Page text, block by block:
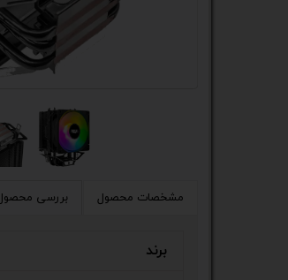
مشخصات محصول بررسی
برند